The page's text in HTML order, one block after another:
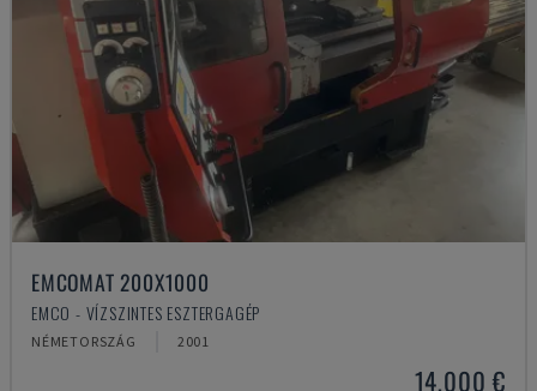
EMCOMAT 200X1000
EMCO - VÍZSZINTES ESZTERGAGÉP
NÉMETORSZÁG 2001
14,000 €